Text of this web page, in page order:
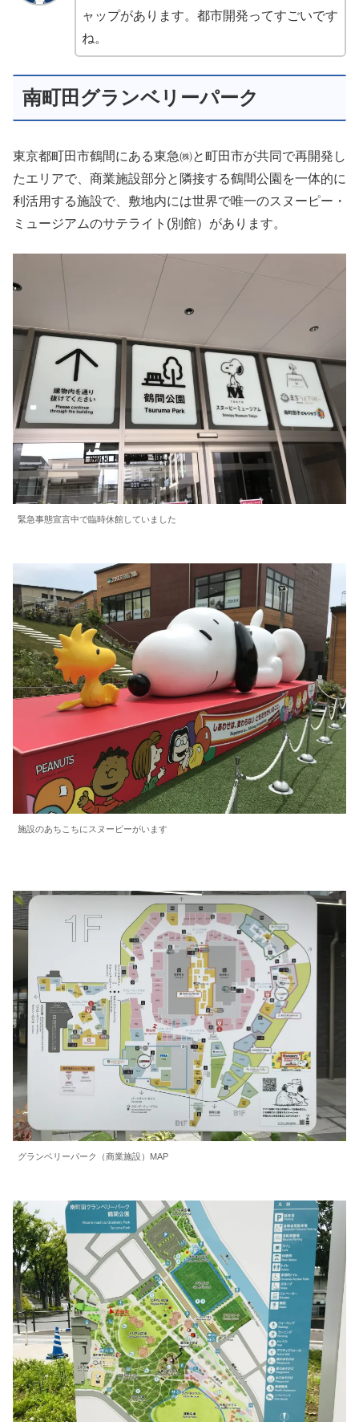
ャップがあります。都市開発ってすごいです
ね。
南町田グランベリーパーク
東京都町田市鶴間にある東急㈱と町田市が共同で再開発し
たエリアで、商業施設部分と隣接する鶴間公園を一体的に
利活用する施設で、敷地内には世界で唯一のスヌーピー・
ミュージアムのサテライト(別館）があります。
緊急事態宣言中で臨時休館していました
施設のあちこちにスヌーピーがいます
グランベリーパーク（商業施設）MAP